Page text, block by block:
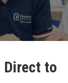
Direct to